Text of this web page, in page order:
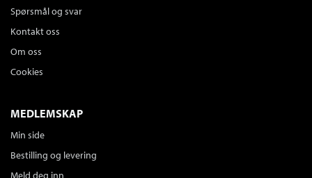
Spørsmål og svar
Kontakt oss
Om oss
Cookies
MEDLEMSKAP
Min side
Bestilling og levering
Meld deg inn